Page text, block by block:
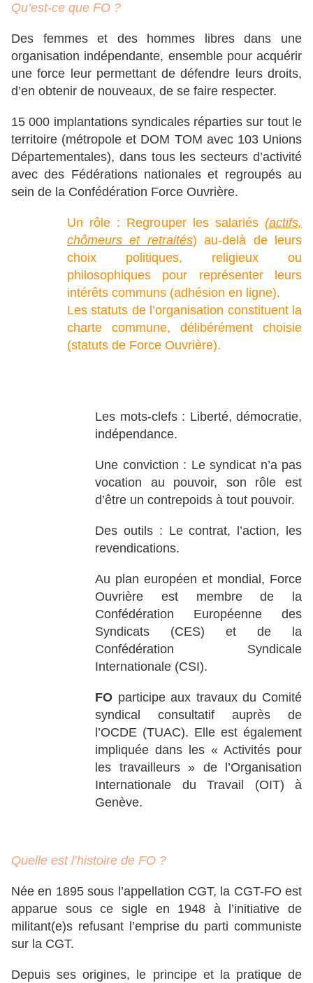
Qu’est-ce que FO ?
Des femmes et des hommes libres dans une
organisation indépendante, ensemble pour acquérir
une force leur permettant de défendre leurs droits,
d’en obtenir de nouveaux, de se faire respecter.
15 000 implantations syndicales réparties sur tout le
territoire (métropole et DOM TOM avec 103 Unions
Départementales), dans tous les secteurs d’activité
avec des Fédérations nationales et regroupés au
sein de la Confédération Force Ouvrière.
Un rôle : Regrouper les salariés (actifs,
chômeurs et retraités) au-delà de leurs
choix politiques, religieux ou
philosophiques pour représenter leurs
intérêts communs (adhésion en ligne).
Les statuts de l’organisation constituent la
charte commune, délibérément choisie
(statuts de Force Ouvrière).
Les mots-clefs : Liberté, démocratie,
indépendance.
Une conviction : Le syndicat n’a pas
vocation au pouvoir, son rôle est
d’être un contrepoids à tout pouvoir.
Des outils : Le contrat, l’action, les
revendications.
Au plan européen et mondial, Force
Ouvrière est membre de la
Confédération Européenne des
Syndicats (CES) et de la
Confédération Syndicale
Internationale (CSI).
FO participe aux travaux du Comité
syndical consultatif auprès de
l’OCDE (TUAC). Elle est également
impliquée dans les « Activités pour
les travailleurs » de l’Organisation
Internationale du Travail (OIT) à
Genève.
Quelle est l’histoire de FO ?
Née en 1895 sous l’appellation CGT, la CGT-FO est
apparue sous ce sigle en 1948 à l’initiative de
militant(e)s refusant l’emprise du parti communiste
sur la CGT.
Depuis ses origines, le principe et la pratique de